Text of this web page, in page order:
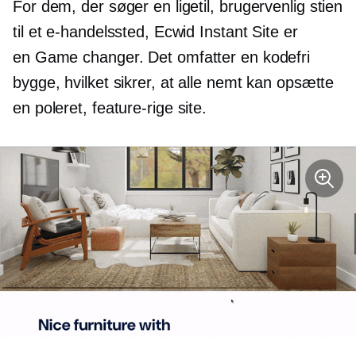
For dem, der søger en ligetil, brugervenlig stien
til et e-handelssted, Ecwid Instant Site er
en Game changer. Det omfatter en kodefri
bygge, hvilket sikrer, at alle nemt kan opsætte
en poleret, feature-rigesite.